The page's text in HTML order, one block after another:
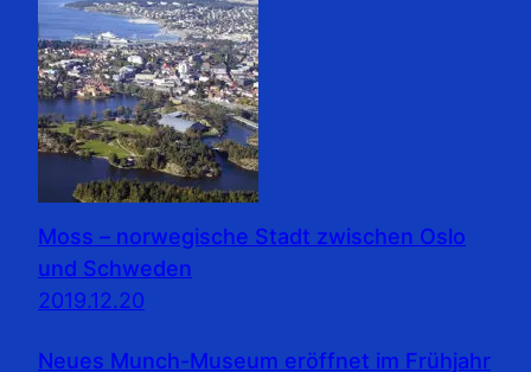
Moss – norwegische Stadt zwischen Oslo
und Schweden
2019.12.20
Neues Munch-Museum eröffnet im Frühjahr